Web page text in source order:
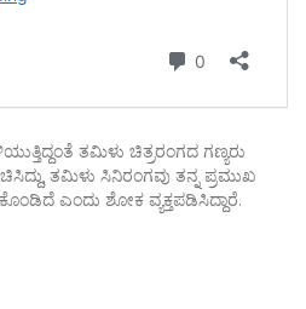
ತಮಿಳು ಚಿತ್ರರಂಗದ ಗಣ್ಯರು
ತಮಿಳು ಸಿನಿರಂಗವು ತನ್ನ ಪ್ರಮುಖ
ಎಂದು ಶೋಕ ವ್ಯಕ್ತಪಡಿಸಿದ್ದಾರೆ.